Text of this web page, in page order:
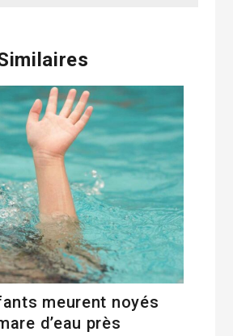
meurent noyés
d’eau près